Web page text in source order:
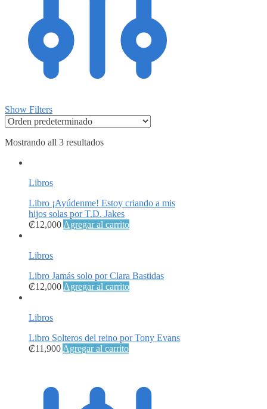
Show Filters
Mostrando all 3 resultados
Libros
Libro ¡Ayúdenme! Estoy criando a mis
hijos solas por T.D. Jakes
₡12,000 Agregar al carrito
Libros
Libro Jamás solo por Clara Bastidas
₡12,000 Agregar al carrito
Libros
Libro Solteros del reino por Tony Evans
₡11,900 Agregar al carrito